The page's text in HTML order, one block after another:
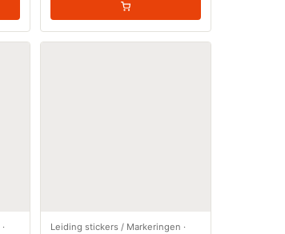
·
Leiding stickers / Markeringen ·